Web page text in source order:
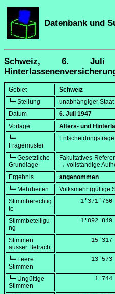
Datenbank und
Schweiz, 6.
Gebiet
Schweiz
┗━ Stellung
unabhängiger Staat
Datum
6. Juli 1947
Vorlage
Alters- und
┗━
Fragemuster
Entscheidungsfrage
┗━ Gesetzliche
Grundlage
Fakultatives
→ vollständige
Ergebnis
angenommen
┗━ Mehrheiten
Volksmehr (gültige
Stimmberechtig
te
      1'371'760
Stimmbeteiligu
ng
      1'092'849
Stimmen
ausser Betracht
         15'317
┗━ Leere
Stimmen
         13'573
┗━ Ungültige
Stimmen
          1'744